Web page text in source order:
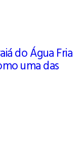
do Água Fria
uma das